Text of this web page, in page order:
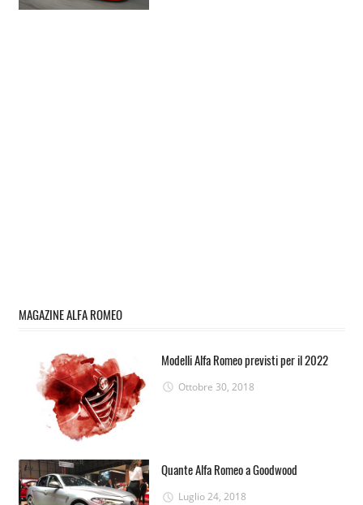
MAGAZINE ALFA ROMEO
Modelli Alfa Romeo previsti per il 2022
Ottobre 30, 2018
Quante Alfa Romeo a Goodwood
Luglio 24, 2018